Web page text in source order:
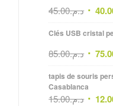
د.م.45.00
Clés USB cristal
د.م.85.00
tapis de souris
Casablanca
د.م.15.00